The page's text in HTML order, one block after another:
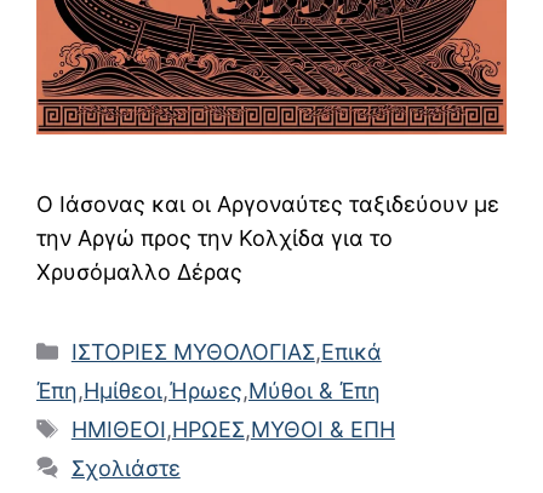
Ο Ιάσονας και οι Αργοναύτες ταξιδεύουν με
την Αργώ προς την Κολχίδα για το
Χρυσόμαλλο Δέρας
Κατηγορίες
ΙΣΤΟΡΙΕΣ ΜΥΘΟΛΟΓΙΑΣ,Επικά
Έπη,Ημίθεοι,Ήρωες,Μύθοι & Έπη
Ετικέτες
ΗΜΙΘΕΟΙ,ΗΡΩΕΣ,ΜΥΘΟΙ & ΕΠΗ
Σχολιάστε